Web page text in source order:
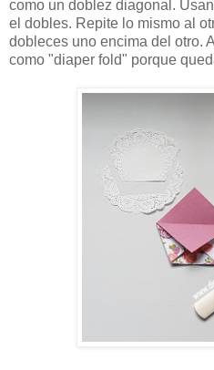
como un doblez diagonal.
el dobles. Repite lo mismo al
dobleces uno encima del otro.
como "diaper fold" porque